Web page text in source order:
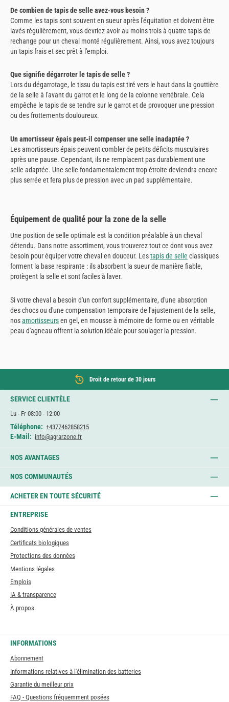
De combien de tapis de selle avez-vous besoin ?
Comme les tapis sont souvent en sueur après l'équitation et doivent être
lavés régulièrement, vous devriez avoir au moins trois à quatre tapis de
rechange pour un cheval monté régulièrement. Ainsi, vous avez toujours
un tapis frais et sec prêt à l'emploi.
Que signifie dégarroter le tapis de selle ?
Lors du dégarrotage, le tissu du tapis est tiré vers le haut dans la gouttière
de la selle à l'avant du garrot et le long de la colonne vertébrale. Cela
empêche le tapis de se tendre sur le garrot et de provoquer une pression
ou des frottements douloureux.
Un amortisseur épais peut-il compenser une selle inadaptée ?
Les amortisseurs épais peuvent combler de petits déficits musculaires
après une pause. Cependant, ils ne remplacent pas durablement une
selle adaptée. Une selle fondamentalement trop étroite deviendra encore
plus serrée et fera plus de pression avec un pad supplémentaire.
Équipement de qualité pour la zone de la selle
Une position de selle optimale est la condition préalable à un cheval
détendu. Dans notre assortiment, vous trouverez tout ce dont vous avez
besoin pour équiper votre cheval en douceur. Lestapis de selle classiques
forment la base respirante : ils absorbent la sueur de manière fiable,
protègent la selle et sont faciles à laver.
Si votre cheval a besoin d'un confort supplémentaire, d'une absorption
des chocs ou d'une compensation temporaire de l'ajustement de la selle,
nosamortisseursen gel, en mousse à mémoire de forme ou en véritable
peau d'agneau offrent la solution idéale pour soulager la pression.
Droit de retour de 30 jours
SERVICE CLIENTÈLE
Lu - Fr 08:00 - 12:00
Téléphone: +4377462858215
E-Mail: info@agrarzone.fr
NOS AVANTAGES
NOS COMMUNAUTÉS
ACHETER EN TOUTE SÉCURITÉ
ENTREPRISE
Conditions générales de ventes
Certificats biologiques
Protections des données
Mentions légales
Emplois
IA & transparence
À propos
INFORMATIONS
Abonnement
Informations relatives à l'élimination des batteries
Garantie du meilleur prix
FAQ - Questions fréquemment posées